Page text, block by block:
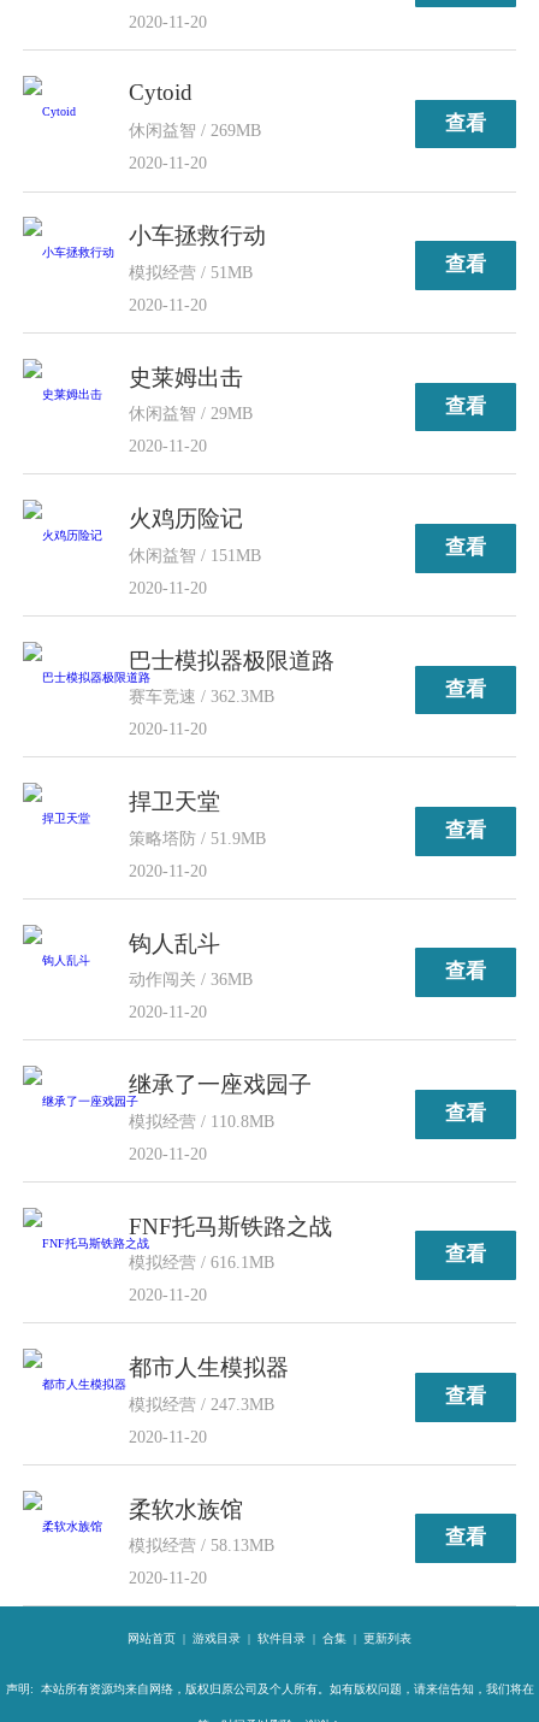
2020-11-20
Cytoid
休闲益智 / 269MB
2020-11-20
查看
小车拯救行动
模拟经营 / 51MB
2020-11-20
查看
史莱姆出击
休闲益智 / 29MB
2020-11-20
查看
火鸡历险记
休闲益智 / 151MB
2020-11-20
查看
巴士模拟器极限道路
赛车竞速 / 362.3MB
2020-11-20
查看
捍卫天堂
策略塔防 / 51.9MB
2020-11-20
查看
钩人乱斗
动作闯关 / 36MB
2020-11-20
查看
继承了一座戏园子
模拟经营 / 110.8MB
2020-11-20
查看
FNF托马斯铁路之战
模拟经营 / 616.1MB
2020-11-20
查看
都市人生模拟器
模拟经营 / 247.3MB
2020-11-20
查看
柔软水族馆
模拟经营 / 58.13MB
2020-11-20
查看
网站首页 | 游戏目录 | 软件目录 | 合集 | 更新列表
声明: 本站所有资源均来自网络，版权归原公司及个人所有。如有版权问题，请来信告知，我们将在